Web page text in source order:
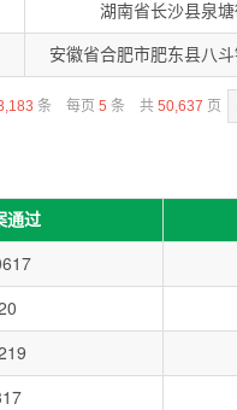
湖南省长沙县泉
安徽省合肥市肥东县八
条 每页 5 条 共 50,637 页
通过